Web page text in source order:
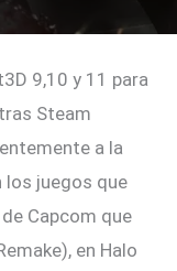
9,10 y 11 para
Steam
a la
los juegos que
Capcom que
en Halo